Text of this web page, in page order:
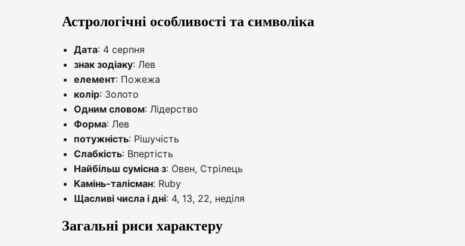
Астрологічні особливості та символіка
Дата: 4 серпня
знак зодіаку: Лев
елемент: Пожежа
колір: Золото
Одним словом: Лідерство
Форма: Лев
потужність: Рішучість
Слабкість: Впертість
Найбільш сумісна з: Овен, Стрілець
Камінь-талісман: Ruby
Щасливі числа і дні: 4, 13, 22, неділя
Загальні риси характеру